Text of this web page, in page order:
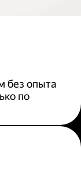
без опыта
по